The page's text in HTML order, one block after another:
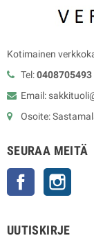
Kotimainen
Tel:0408705493
Email:
Osoite:
SEURAA MEITÄ
Facebook
UUTISKIRJE